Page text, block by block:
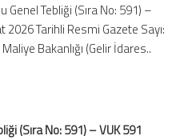
Genel Tebliği (Sıra No: 591) –
2026 Tarihli Resmi Gazete Sayı:
Bakanlığı (Gelir İdares..
(Sıra No: 591) – VUK 591